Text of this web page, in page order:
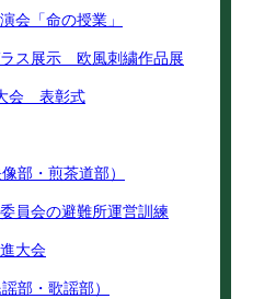
会「命の授業」
ス展示 欧風刺繍作品展
会 表彰式
部・煎茶道部）
員会の避難所運営訓練
大会
部・歌謡部）